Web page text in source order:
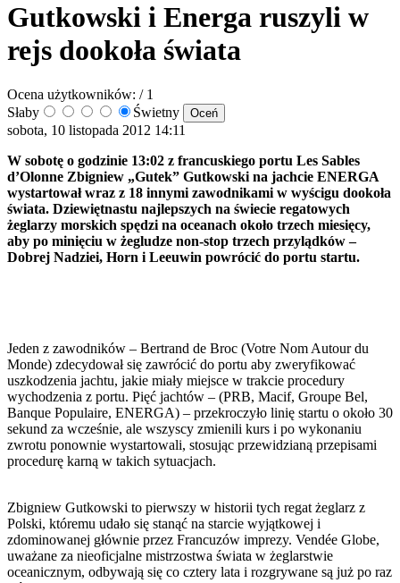
Gutkowski i Energa ruszyli w
rejs dookoła świata
Ocena użytkowników: / 1
Słaby
Świetny
sobota, 10 listopada 2012 14:11
W sobotę o godzinie 13:02 z francuskiego portu Les Sables
d’Olonne Zbigniew „Gutek” Gutkowski na jachcie ENERGA
wystartował wraz z 18 innymi zawodnikami w wyścigu dookoła
świata. Dziewiętnastu najlepszych na świecie regatowych
żeglarzy morskich spędzi na oceanach około trzech miesięcy,
aby po minięciu w żegludze non-stop trzech przylądków –
Dobrej Nadziei, Horn i Leeuwin powrócić do portu startu.
Jeden z zawodników – Bertrand de Broc (Votre Nom Autour du
Monde) zdecydował się zawrócić do portu aby zweryfikować
uszkodzenia jachtu, jakie miały miejsce w trakcie procedury
wychodzenia z portu. Pięć jachtów – (PRB, Macif, Groupe Bel,
Banque Populaire, ENERGA) – przekroczyło linię startu o około 30
sekund za wcześnie, ale wszyscy zmienili kurs i po wykonaniu
zwrotu ponownie wystartowali, stosując przewidzianą przepisami
procedurę karną w takich sytuacjach.
Zbigniew Gutkowski to pierwszy w historii tych regat żeglarz z
Polski, któremu udało się stanąć na starcie wyjątkowej i
zdominowanej głównie przez Francuzów imprezy. Vendée Globe,
uważane za nieoficjalne mistrzostwa świata w żeglarstwie
oceanicznym, odbywają się co cztery lata i rozgrywane są już po raz